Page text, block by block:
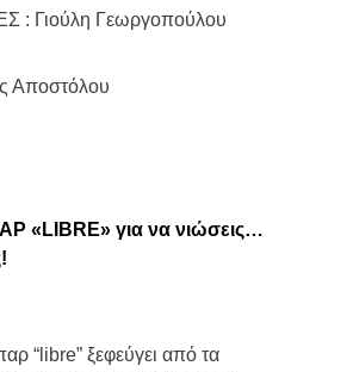
: Γιούλη Γεωργοπούλου
Αποστόλου
« LIBRE» για να νιώσεις…
“libre” ξεφεύγει από τα